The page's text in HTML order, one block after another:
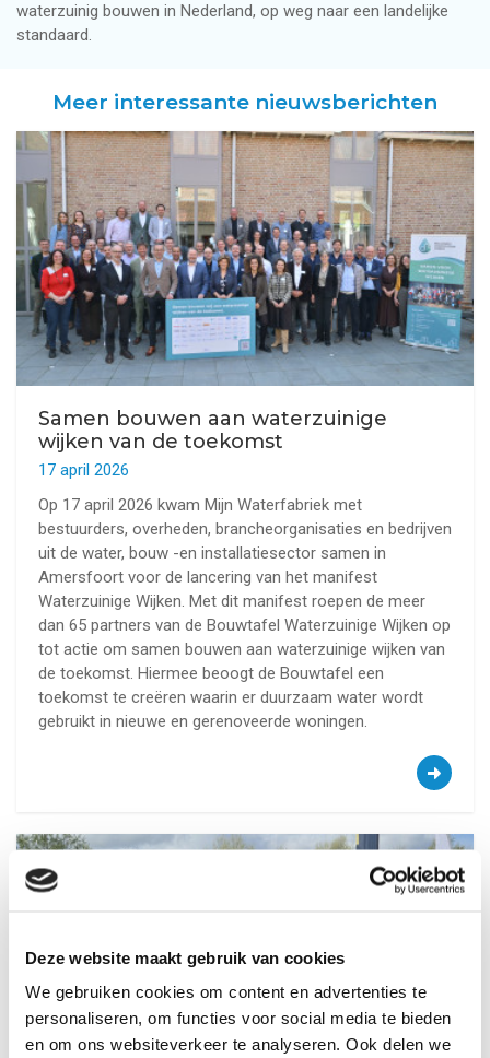
Deze website maakt gebruik van cookies
We gebruiken cookies om content en advertenties te
personaliseren, om functies voor social media te bieden
en om ons websiteverkeer te analyseren. Ook delen we
waterzuinig bouwen in Nederland, op weg naar een landelijke
standaard.
Meer interessante nieuwsberichten
Samen bouwen aan waterzuinige
wijken van de toekomst
17 april 2026
Op 17 april 2026 kwam Mijn Waterfabriek met
bestuurders, overheden, brancheorganisaties en bedrijven
uit de water, bouw -en installatiesector samen in
Amersfoort voor de lancering van het manifest
Waterzuinige Wijken. Met dit manifest roepen de meer
dan 65 partners van de Bouwtafel Waterzuinige Wijken op
tot actie om samen bouwen aan waterzuinige wijken van
de toekomst. Hiermee beoogt de Bouwtafel een
toekomst te creëren waarin er duurzaam water wordt
gebruikt in nieuwe en gerenoveerde woningen.